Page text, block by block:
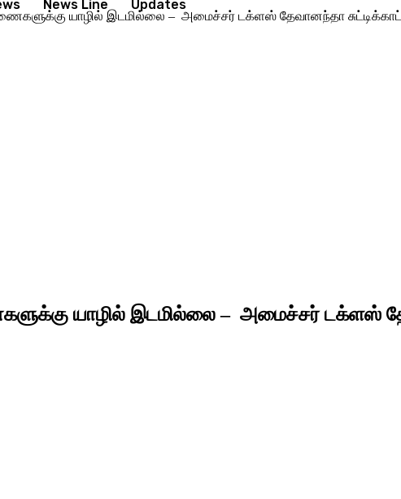
News Line Updates
யாழில் இடமில்லை – அமைச்சர் டக்ளஸ் தேவானந்தா
யாழில் இடமில்லை – அமைச்சர் டக்ளஸ்